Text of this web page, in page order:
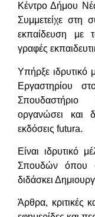
Κέντρο Δήμου
Συμμετείχε στη
εκπαίδευση με
γραφές
Υπήρξε ιδρυτικό
Εργαστηρίου
Σπουδαστήριο
οργανώσει και
εκδόσεις futura.
Είναι ιδρυτικό
Σπουδών όπου
διδάσκει
Άρθρα, κριτικές